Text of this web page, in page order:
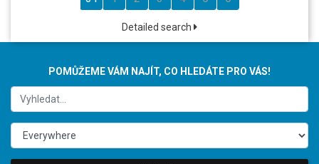
Detailed search
POMŮŽEME VÁM NAJÍT, CO HLEDÁTE PRO VÁS!